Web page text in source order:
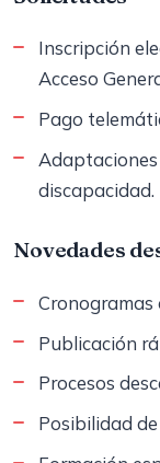
Inscripción
Acceso
Pago
discapacidad.
Novedades
Cronogramas
Publicación
Procesos
Posibilidad